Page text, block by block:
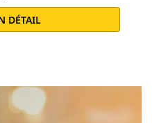
DÉTAIL